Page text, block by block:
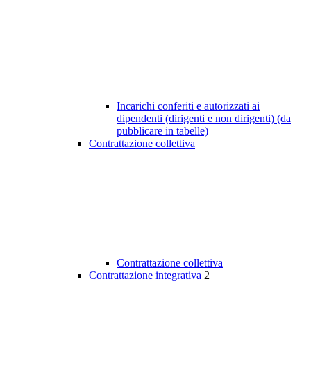
Incarichi conferiti e autorizzati ai
dipendenti (dirigenti e non dirigenti) (da
pubblicare in tabelle)
Contrattazione collettiva
Contrattazione collettiva
Contrattazione integrativa 2